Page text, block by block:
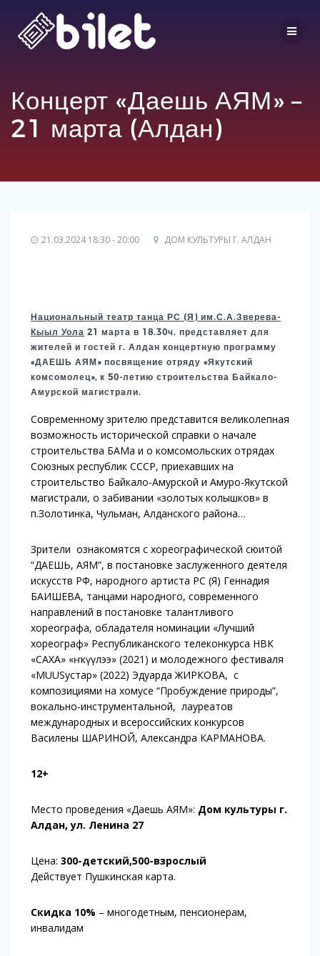
контенту
Концерт «Даешь АЯМ» –
21 марта (Алдан)
21.03.2024 18:30 - 20:00 ДОМ КУЛЬТУРЫ Г. АЛДАН
Национальный театр танца РС (Я) им.С.А.Зверева-
Кыыл Уола 21 марта в 18.30ч. представляет для
жителей и гостей г. Алдан концертную программу
«ДАЕШЬ АЯМ» посвящение отряду «Якутский
комсомолец», к 50-летию строительства Байкало-
Амурской магистрали.
Современному зрителю представится великолепная
возможность исторической справки о начале
строительства БАМа и о комсомольских отрядах
Союзных республик СССР, приехавших на
строительство Байкало-Амурской и Амуро-Якутской
магистрали, о забивании «золотых колышков» в
п.Золотинка, Чульман, Алданского района…
Зрители ознакомятся с хореографической сюитой
“ДАЕШЬ, АЯМ”, в постановке заслуженного деятеля
искусств РФ, народного артиста РС (Я) Геннадия
БАИШЕВА, танцами народного, современного
направлений в постановке талантливого
хореографа, обладателя номинации «Лучший
хореограф» Республиканского телеконкурса НВК
«САХА» «Үҥкүүлээ» (2021) и молодежного фестиваля
«MUUSустар» (2022) Эдуарда ЖИРКОВА, с
композициями на хомусе “Пробуждение природы”,
вокально-инструментальной, лауреатов
международных и всероссийских конкурсов
Василены ШАРИНОЙ, Александра КАРМАНОВА.
12+
Место проведения «Даешь АЯМ»: Дом культуры г.
Алдан, ул. Ленина 27
Цена: 300-детский,500-взрослый
Действует Пушкинская карта.
Скидка 10% – многодетным, пенсионерам,
инвалидам